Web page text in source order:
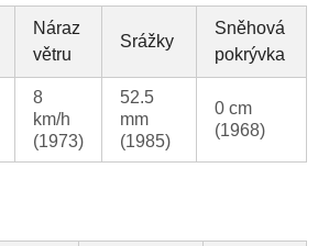
Náraz
větru
Srážky
Sněhová
pokrývka
8
km/h
(1973)
52.5
mm
(1985)
0 cm
(1968)